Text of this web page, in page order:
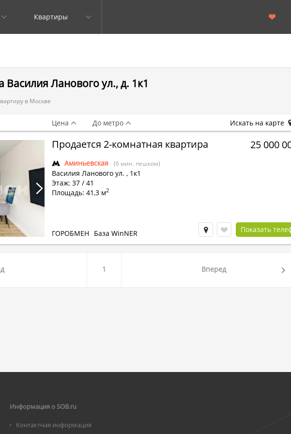
Квартиры
Василия Ланового ул., д. 1к1
в Москве
Продается 2-комнатная квартира
Аминьевская (6 мин. пешком)
Василия Ланового ул. , 1к1
Этаж: 37 / 41
Площадь: 41,3 м2
25 000
ГОРОБМЕН База WinNER Показать
Цена До метро Искать на карте
1 Вперед
Информация о SOB.ru
Контактная информация